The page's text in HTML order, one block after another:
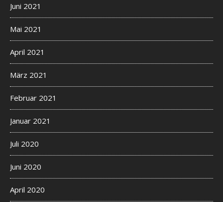
Juni 2021
Mai 2021
April 2021
März 2021
Februar 2021
Januar 2021
Juli 2020
Juni 2020
April 2020